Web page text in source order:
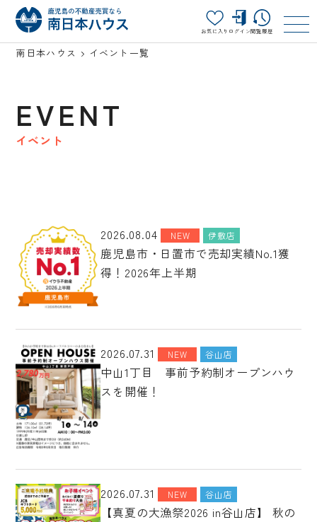
お気に入り ログイン閲覧履歴
南日本ハウス イベント一覧
EVENT
イベント
2026.08.04 NEW 伊敷店
鹿児島市・日置市で売却実績No.1獲
得！2026年上半期
2026.07.31 NEW 谷山店
中山1丁目 事前予約制オープンハウ
スを開催！
2026.07.31 NEW 谷山店
【真夏の大漁祭2026 in谷山店】 秋の